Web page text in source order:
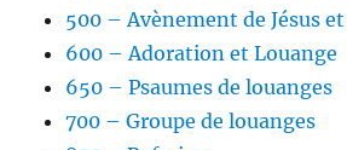
500 – Avènement de Jésus
600 – Adoration et Louange
650 – Psaumes de louanges
700 – Groupe de louanges